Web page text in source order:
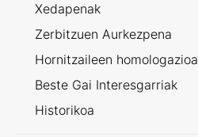
Xedapenak
Zerbitzuen Aurkezpena
Hornitzaileen homologazioa
Beste Gai Interesgarriak
Historikoa